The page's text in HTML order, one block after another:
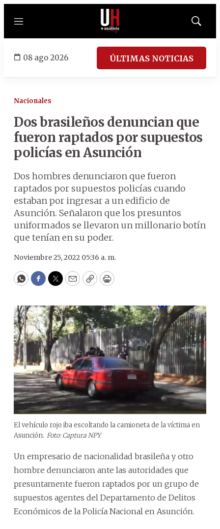
Menú
Mostrar
08 ago 2026 ÚLTIMAS NOTICIAS
Nacionales
Dos brasileños denuncian que
fueron raptados por supuestos
policías en Asunción
Dos hombres denunciaron que fueron
raptados por supuestos policías cuando
estaban por ingresar a un edificio de
Asunción. Señalaron que los presuntos
uniformados se llevaron un millonario botín
que tenían en su poder.
Noviembre 25, 2022 05:36 a. m.
WhatsApp
Facebook
Twitter
EmailCopyPrint
El vehículo rojo iba escoltando la camioneta de la víctima en
Asunción. Foto: Captura NPY
Un empresario de nacionalidad brasileña y otro
hombre denunciaron ante las autoridades que
presuntamente fueron raptados por un grupo de
supuestos agentes del Departamento de Delitos
Económicos de la Policía Nacional en Asunción.